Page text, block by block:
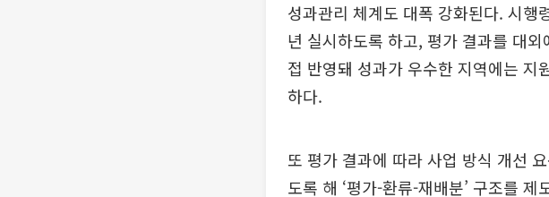
성과관리 체계도 대폭 강화된다. 시행
년 실시하도록 하고, 평가 결과를 대
접 반영돼 성과가 우수한 지역에는 지
하다.
또 평가 결과에 따라 사업 방식 개선
도록 해 ‘평가-환류-재배분’ 구조를 제